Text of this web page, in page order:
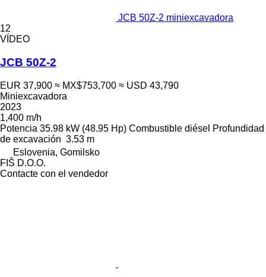
JCB 50Z-2 miniexcavadora
12
VÍDEO
JCB 50Z-2
EUR 37,900 ≈ MX$753,700 ≈ USD 43,790
Miniexcavadora
2023
1,400 m/h
Potencia 35.98 kW (48.95 Hp) Combustible diésel Profundidad
de excavación 3.53 m
Eslovenia, Gomilsko
FIŠ D.O.O.
Contacte con el vendedor